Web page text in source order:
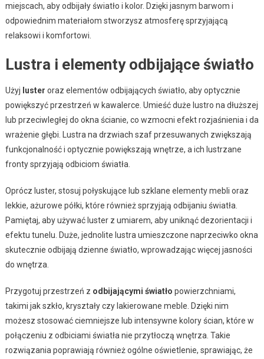
miejscach, aby odbijały światło i kolor. Dzięki jasnym barwom i
odpowiednim materiałom stworzysz atmosferę sprzyjającą
relaksowi i komfortowi.
Lustra i elementy odbijające światło
Użyj luster oraz elementów odbijających światło, aby optycznie
powiększyć przestrzeń w kawalerce. Umieść duże lustro na dłuższej
lub przeciwległej do okna ścianie, co wzmocni efekt rozjaśnienia i da
wrażenie głębi. Lustra na drzwiach szaf przesuwanych zwiększają
funkcjonalność i optycznie powiększają wnętrze, a ich lustrzane
fronty sprzyjają odbiciom światła.
Oprócz luster, stosuj połyskujące lub szklane elementy mebli oraz
lekkie, ażurowe półki, które również sprzyjają odbijaniu światła.
Pamiętaj, aby używać luster z umiarem, aby uniknąć dezorientacji i
efektu tunelu. Duże, jednolite lustra umieszczone naprzeciwko okna
skutecznie odbijają dzienne światło, wprowadzając więcej jasności
do wnętrza.
Przygotuj przestrzeń z odbijającymi światło powierzchniami,
takimi jak szkło, kryształy czy lakierowane meble. Dzięki nim
możesz stosować ciemniejsze lub intensywne kolory ścian, które w
połączeniu z odbiciami światła nie przytłoczą wnętrza. Takie
rozwiązania poprawiają również ogólne oświetlenie, sprawiając, że